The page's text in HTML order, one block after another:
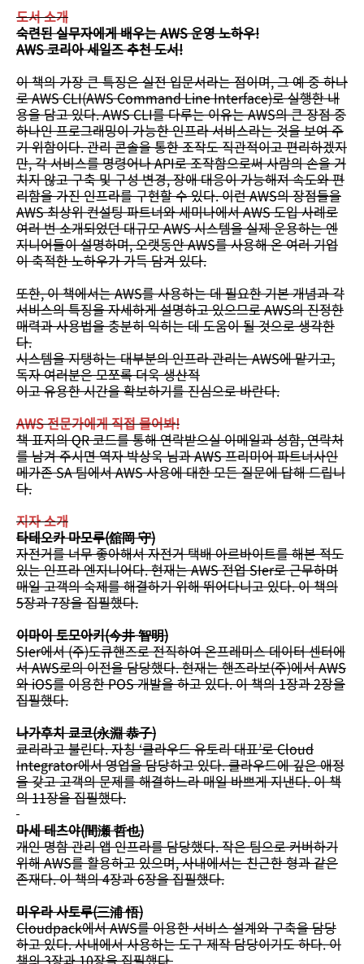
도서 소개
숙련된 실무자에게 배우는 AWS 운영 노하우!
AWS 코리아 세일즈 추천 도서!
이 책의 가장 큰 특징은 실전 입문서라는 점이며, 그 예 중 하나
로 AWS CLI(AWS Command Line Interface)로 실행한 내
용을 담고 있다. AWS CLI를 다루는 이유는 AWS의 큰 장점 중
하나인 프로그래밍이 가능한 인프라 서비스라는 것을 보여 주
기 위함이다. 관리 콘솔을 통한 조작도 직관적이고 편리하겠지
만, 각 서비스를 명령어나 API로 조작함으로써 사람의 손을 거
치지 않고 구축 및 구성 변경, 장애 대응이 가능해져 속도와 편
리함을 가진 인프라를 구현할 수 있다. 이런 AWS의 장점들을
AWS 최상위 컨설팅 파트너와 세미나에서 AWS 도입 사례로
여러 번 소개되었던 대규모 AWS 시스템을 실제 운용하는 엔
지니어들이 설명하며, 오랫동안 AWS를 사용해 온 여러 기업
이 축적한 노하우가 가득 담겨 있다.
또한, 이 책에서는 AWS를 사용하는 데 필요한 기본 개념과 각
서비스의 특징을 자세하게 설명하고 있으므로 AWS의 진정한
매력과 사용법을 충분히 익히는 데 도움이 될 것으로 생각한
다.
시스템을 지탱하는 대부분의 인프라 관리는 AWS에 맡기고,
독자 여러분은 모쪼록 더욱 생산적
이고 유용한 시간을 확보하기를 진심으로 바란다.
AWS 전문가에게 직접 물어봐!
책 표지의 QR 코드를 통해 연락받으실 이메일과 성함, 연락처
를 남겨 주시면 역자 박상욱 님과 AWS 프리미어 파트너사인
메가존 SA 팀에서 AWS 사용에 대한 모든 질문에 답해 드립니
다.
지자 소개
타테오카 마모루(舘岡 守)
자전거를 너무 좋아해서 자전거 택배 아르바이트를 해본 적도
있는 인프라 엔지니어다. 현재는 AWS 전업 SIer로 근무하며
매일 고객의 숙제를 해결하기 위해 뛰어다니고 있다. 이 책의
5장과 7장을 집필했다.
이마이 토모아키(今井 智明)
SIer에서 (주)도큐핸즈로 전직하여 온프레미스 데이터 센터에
서 AWS로의 이전을 담당했다. 현재는 핸즈라보(주)에서 AWS
와 iOS를 이용한 POS 개발을 하고 있다. 이 책의 1장과 2장을
집필했다.
나가후치 쿄코(永淵 恭子)
쿄리라고 불린다. 자칭 ‘클라우드 유토리 대표’로 Cloud
Integrator에서 영업을 담당하고 있다. 클라우드에 깊은 애정
을 갖고 고객의 문제를 해결하느라 매일 바쁘게 지낸다. 이 책
의 11장을 집필했다.
마세 테츠야(間瀬 哲也)
개인 명함 관리 앱 인프라를 담당했다. 작은 팀으로 커버하기
위해 AWS를 활용하고 있으며, 사내에서는 친근한 형과 같은
존재다. 이 책의 4장과 6장을 집필했다.
미우라 사토루(三浦 悟)
Cloudpack에서 AWS를 이용한 서비스 설계와 구축을 담당
하고 있다. 사내에서 사용하는 도구 제작 담당이기도 하다. 이
책의 3장과 10장을 집필했다.